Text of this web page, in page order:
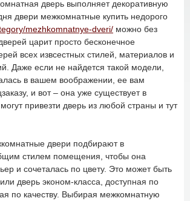
дверь выполняет декоративную
двери межкомнатные купить недорого
mezhkomnatnye-dveri/ можно без
царит просто бесконечное
всех извсестных стилей, материалов и
Даже если не найдется такой модели,
в вашем воображении, ее вам
и вот – она уже существует в
привезти дверь из любой страны и тут
двери подбирают в
стилем помещения, чтобы она
и сочеталась по цвету. Это может быть
дверь эконом-класса, доступная по
по качеству. Выбирая межкомнатную